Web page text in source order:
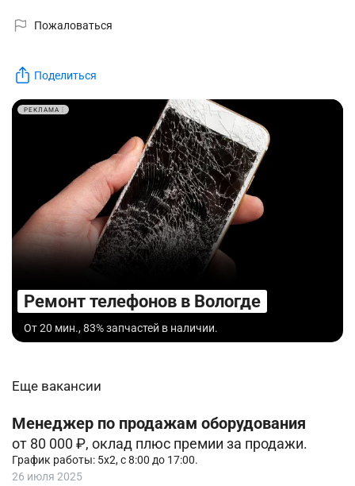
Пожаловаться
Поделиться
РЕКЛАМА
Ремонт телефонов в Вологде
От 20 мин., 83% запчастей в наличии.
Еще вакансии
Менеджер по продажам оборудования
от 80 000 ₽, оклад плюс премии за продажи.
График работы: 5х2, с 8:00 до 17:00.
26 июля 2025